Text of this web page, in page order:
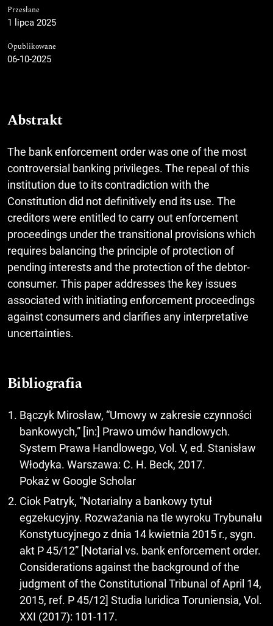
Przesłane
1 lipca 2025
Opublikowane
06-10-2025
Abstrakt
The bank enforcement order was one of the most
controversial banking privileges. The repeal of this
institution due to its contradiction with the
Constitution did not definitively end its use. The
creditors were entitled to carry out enforcement
proceedings under the transitional provisions which
requires balancing the principle of protection of
pending interests and the protection of the debtor-
consumer. This paper addresses the key issues
associated with initiating enforcement proceedings
against consumers and clarifies any interpretative
uncertainties.
Bibliografia
Bączyk Mirosław, “Umowy w zakresie czynności
bankowych,” [in:] Prawo umów handlowych.
System Prawa Handlowego, Vol. V, ed. Stanisław
Włodyka. Warszawa: C. H. Beck, 2017.
Pokaż w Google Scholar
Ciok Patryk, “Notarialny a bankowy tytuł
egzekucyjny. Rozważania na tle wyroku Trybunału
Konstytucyjnego z dnia 14 kwietnia 2015 r., sygn.
akt P 45/12” [Notarial vs. bank enforcement order.
Considerations against the background of the
judgment of the Constitutional Tribunal of April 14,
2015, ref. P 45/12] Studia Iuridica Toruniensia, Vol.
XXI (2017): 101-117.